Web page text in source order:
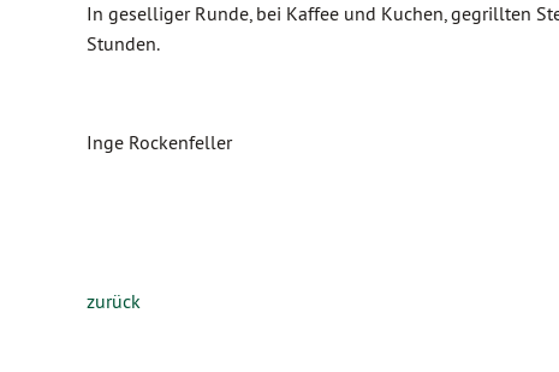
In geselliger Runde, bei Kaffee und Kuchen, gegrillten
Stunden.
Inge Rockenfeller
zurück